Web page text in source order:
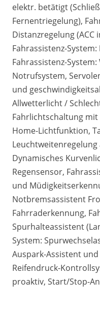
elektr. betätigt
Fernentriegelung),
Distanzregelung (ACC
Fahrassistenz-
Fahrassistenz-
Notrufsystem,
und
Allwetterlicht /
Fahrlichtschaltung mit
Home-Lichtfunktion,
Dynamisches
Regensensor,
und
Notbremsassistent
Fahrraderkennung,
Spurhalteassistent
System:
Auspark-Assistent
Reifendruck-
proaktiv, Start/Stop-